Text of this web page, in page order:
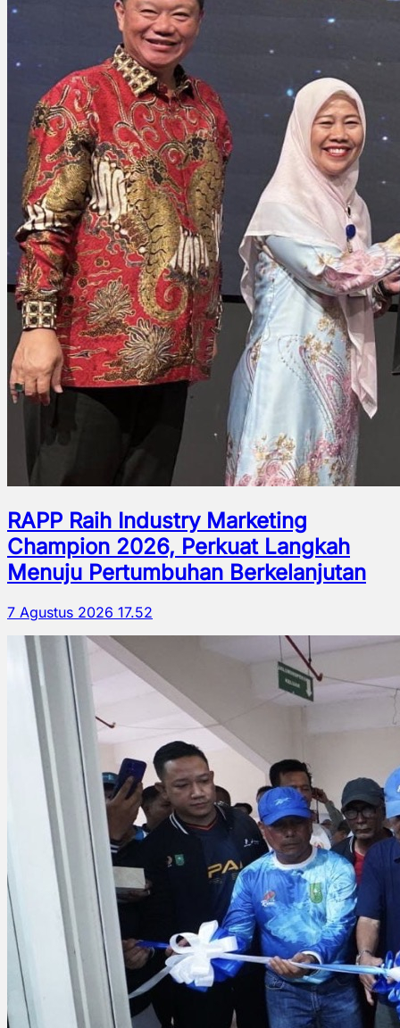
RAPP Raih Industry Marketing
Champion 2026, Perkuat Langkah
Menuju Pertumbuhan Berkelanjutan
7 Agustus 2026 17.52